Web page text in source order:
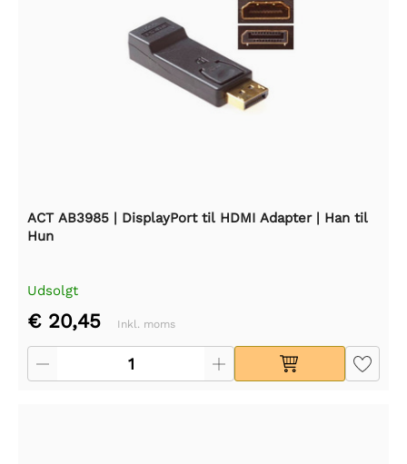
ACT AB3985 | DisplayPort til HDMI Adapter | Han til
Hun
Udsolgt
€ 20,45 Inkl. moms